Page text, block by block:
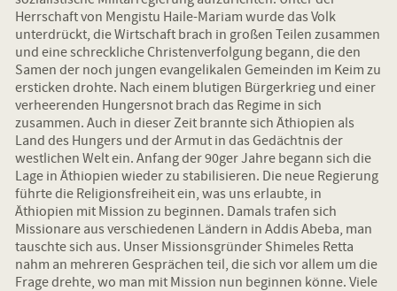
Herrschaft von Mengistu Haile-Mariam wurde das Volk
unterdrückt, die Wirtschaft brach in großen Teilen zusammen
und eine schreckliche Christenverfolgung begann, die den
Samen der noch jungen evangelikalen Gemeinden im Keim zu
ersticken drohte. Nach einem blutigen Bürgerkrieg und einer
verheerenden Hungersnot brach das Regime in sich
zusammen. Auch in dieser Zeit brannte sich Äthiopien als
Land des Hungers und der Armut in das Gedächtnis der
westlichen Welt ein. Anfang der 90ger Jahre begann sich die
Lage in Äthiopien wieder zu stabilisieren. Die neue Regierung
führte die Religionsfreiheit ein, was uns erlaubte, in
Äthiopien mit Mission zu beginnen. Damals trafen sich
Missionare aus verschiedenen Ländern in Addis Abeba, man
tauschte sich aus. Unser Missionsgründer Shimeles Retta
nahm an mehreren Gesprächen teil, die sich vor allem um die
Frage drehte, wo man mit Mission nun beginnen könne. Viele